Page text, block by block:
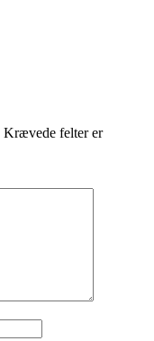
Krævede felter er